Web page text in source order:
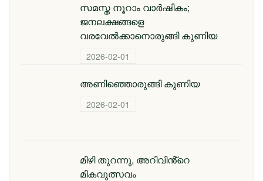
സമസ്ത നൂറാം വാര്‍ഷികം;
ജനലക്ഷങ്ങളെ
വരവേല്‍ക്കാനൊരുങ്ങി കുണിയ
2026-02-01
അണിഞ്ഞൊരുങ്ങി കുണിയ
2026-02-01
മിഴി തുറന്നു, അറിവിൻ്റെ
മികവുത്സവം